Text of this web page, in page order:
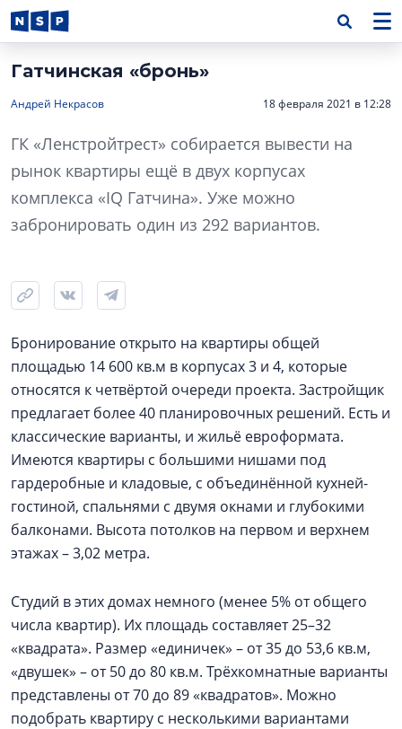
Гатчинская «бронь»
Андрей Некрасов 18 февраля 2021 в 12:28
ГК «Ленстройтрест» собирается вывести на
рынок квартиры ещё в двух корпусах
комплекса «IQ Гатчина». Уже можно
забронировать один из 292 вариантов.
Бронирование открыто на квартиры общей
площадью 14 600 кв.м в корпусах 3 и 4, которые
относятся к четвёртой очереди проекта. Застройщик
предлагает более 40 планировочных решений. Есть и
классические варианты, и жильё евроформата.
Имеются квартиры с большими нишами под
гардеробные и кладовые, с объединённой кухней-
гостиной, спальнями с двумя окнами и глубокими
балконами. Высота потолков на первом и верхнем
этажах – 3,02 метра.
Студий в этих домах немного (менее 5% от общего
числа квартир). Их площадь составляет 25–32
«квадрата». Размер «единичек» – от 35 до 53,6 кв.м,
«двушек» – от 50 до 80 кв.м. Трёхкомнатные варианты
представлены от 70 до 89 «квадратов». Можно
подобрать квартиру с несколькими вариантами